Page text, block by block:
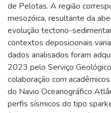
de Pelotas. A região
mesozóica, resultante da
evolução tectono-
contextos deposicionais
dados analisados foram
2023 pelo Serviço
colaboração com
do Navio Oceanográfico
perfis sísmicos do tipo